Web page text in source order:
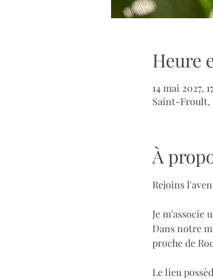
Heure
14 mai 2027,
Saint-Froult,
À
Rejoins
Je m'associe
Dans notre
proche de
Le lieu